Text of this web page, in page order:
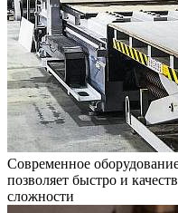
Современное
позволяет быстро и
сложности